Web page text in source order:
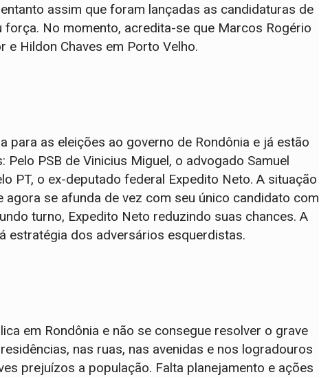
assim que foram lançadas as candidaturas de
força. No momento, acredita-se que Marcos Rogério
e Hildon Chaves em Porto Velho.
para as eleições ao governo de Rondônia e já estão
PSB de Vinicius Miguel, o advogado Samuel
PT, o ex-deputado federal Expedito Neto. A situação
se afunda de vez com seu único candidato com
turno, Expedito Neto reduzindo suas chances. A
estratégia dos adversários esquerdistas.
em Rondônia e não se consegue resolver o grave
nas ruas, nas avenidas e nos logradouros
prejuízos a população. Falta planejamento e ações